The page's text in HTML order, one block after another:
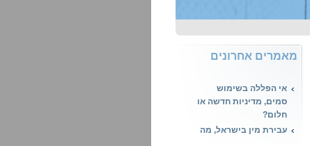
מאמרים אחרונים
אי הפללה בשימוש
סמים, מדיניות חדשה או
חלום?
עבירת מין בישראל, מה